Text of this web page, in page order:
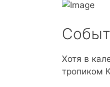
Хотя в
тропиком